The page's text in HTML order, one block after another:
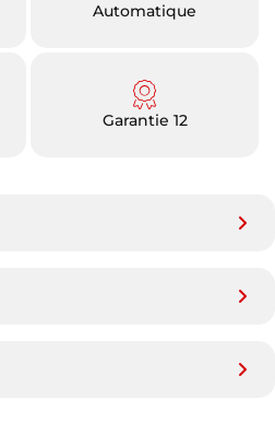
Automatique
Garantie 12